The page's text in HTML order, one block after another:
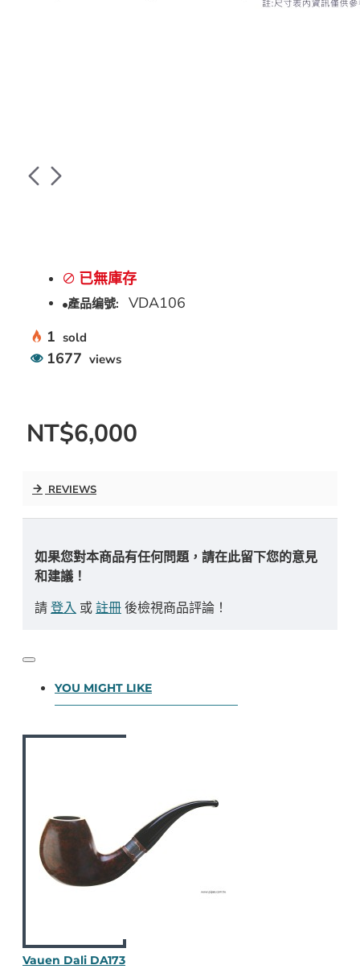
已無庫存
產品编號:
VDA106
1 sold
1677 views
NT$6,000
REVIEWS
如果您對本商品有任何問題，請在此留下您的意見
和建議！
請登入 或註冊後檢視商品評論！
YOU MIGHT LIKE
Vauen Dali DA173